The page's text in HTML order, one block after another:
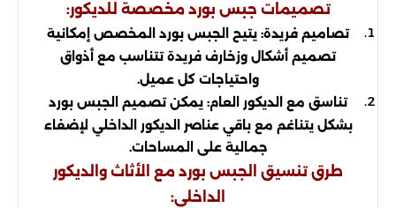
تصميمات جبس بورد مخصصة للديكور:
تصاميم فريدة: يتيح الجبس بورد المخصص إمكانية
تصميم أشكال وزخارف فريدة تتناسب مع أذواق
واحتياجات كل عميل.
تناسق مع الديكور العام: يمكن تصميم الجبس بورد
بشكل يتناغم مع باقي عناصر الديكور الداخلي لإضفاء
جمالية على المساحات.
طرق تنسيق الجبس بورد مع الأثاث والديكور
الداخلي: